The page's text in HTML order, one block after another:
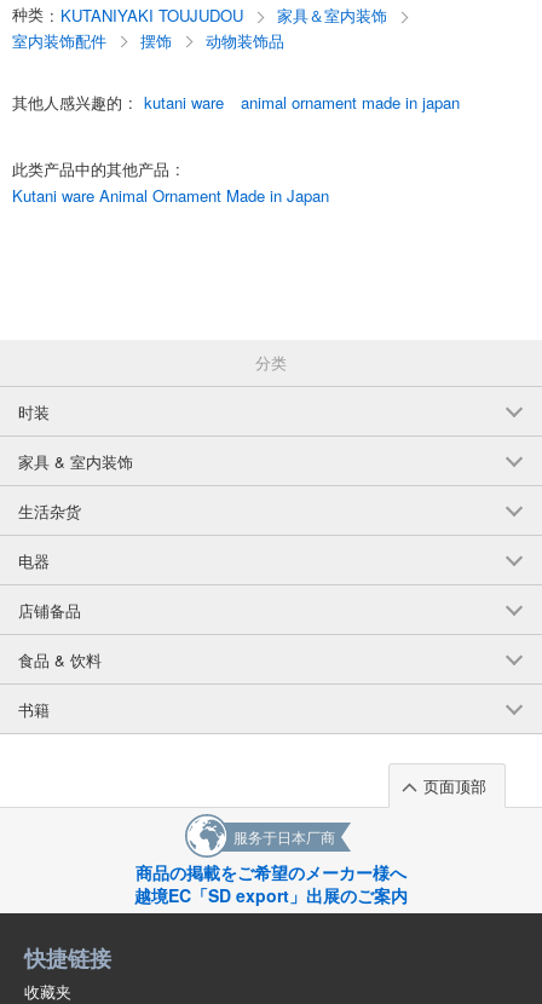
种类 : KUTANIYAKI TOUJUDOU
家具＆室内装饰
室内装饰配件
摆饰 动物装饰品
其他人感兴趣的 : kutani ware animal ornament made in japan
此类产品中的其他产品 :
Kutani ware Animal Ornament Made in Japan
分类
时装
家具 & 室内装饰
生活杂货
电器
店铺备品
食品 & 饮料
书籍
页面顶部
服务于日本厂商
商品の掲載をご希望のメーカー様へ
越境EC「SD export」出展のご案内
快捷链接
收藏夹